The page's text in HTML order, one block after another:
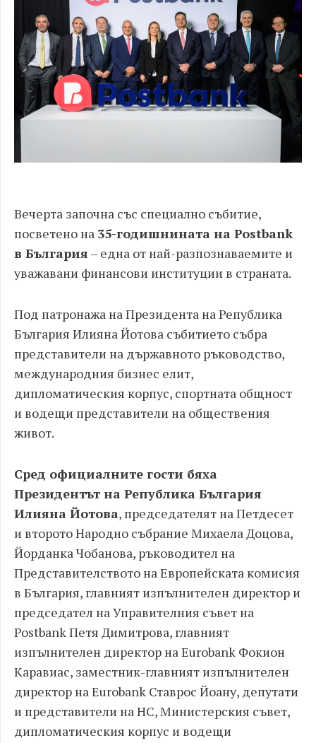
Вечерта започна със специално събитие,
посветено на 35-годишнината на Postbank
в България – една от най-разпознаваемите и
уважавани финансови институции в страната.
Под патронажа на Президента на Република
България Илияна Йотова събитието събра
представители на държавното ръководство,
международния бизнес елит,
дипломатическия корпус, спортната общност
и водещи представители на обществения
живот.
Сред официалните гости бяха
Президентът на Република България
Илияна Йотова, председателят на Петдесет
и второто Народно събрание Михаела Доцова,
Йорданка Чобанова, ръководител на
Представителството на Европейската комисия
в България, главният изпълнителен директор и
председател на Управителния съвет на
Postbank Петя Димитрова, главният
изпълнителен директор на Eurobank Фокион
Каравиас, заместник-главният изпълнителен
директор на Eurobank Ставрос Йоану, депутати
и представители на НС, Министерския съвет,
дипломатическия корпус и водещи